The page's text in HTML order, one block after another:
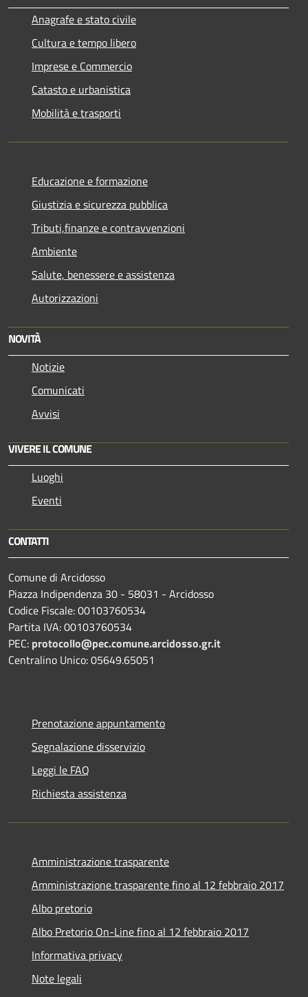
Anagrafe e stato civile
Cultura e tempo libero
Imprese e Commercio
Catasto e urbanistica
Mobilità e trasporti
Educazione e formazione
Giustizia e sicurezza pubblica
Tributi,finanze e contravvenzioni
Ambiente
Salute, benessere e assistenza
Autorizzazioni
NOVITÀ
Notizie
Comunicati
Avvisi
VIVERE IL COMUNE
Luoghi
Eventi
CONTATTI
Comune di Arcidosso
Piazza Indipendenza 30 - 58031 - Arcidosso
Codice Fiscale: 00103760534
Partita IVA: 00103760534
PEC: protocollo@pec.comune.arcidosso.gr.it
Centralino Unico: 05649.65051
Prenotazione appuntamento
Segnalazione disservizio
Leggi le FAQ
Richiesta assistenza
Amministrazione trasparente
Amministrazione trasparente fino al 12 febbraio 2017
Albo pretorio
Albo Pretorio On-Line fino al 12 febbraio 2017
Informativa privacy
Note legali